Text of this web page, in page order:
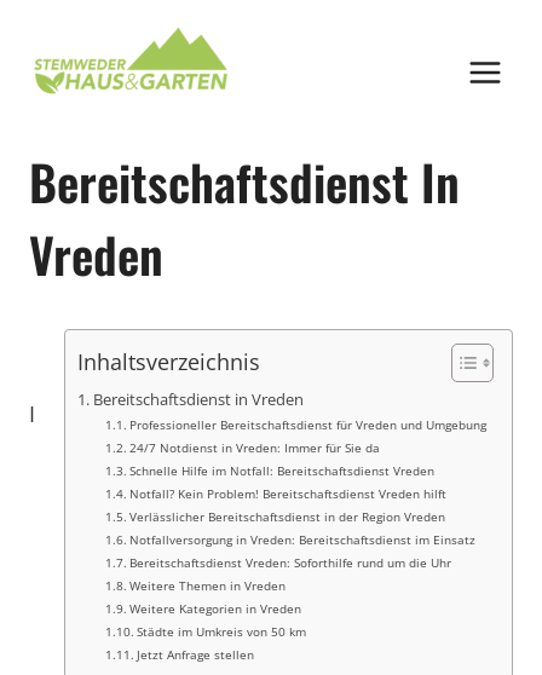
springen
Bereitschaftsdienst In
Vreden
Inhaltsverzeichnis
Bereitschaftsdienst in Vreden
Professioneller Bereitschaftsdienst für Vreden und Umgebung
24/7 Notdienst in Vreden: Immer für Sie da
Schnelle Hilfe im Notfall: Bereitschaftsdienst Vreden
Notfall? Kein Problem! Bereitschaftsdienst Vreden hilft
Verlässlicher Bereitschaftsdienst in der Region Vreden
Notfallversorgung in Vreden: Bereitschaftsdienst im Einsatz
Bereitschaftsdienst Vreden: Soforthilfe rund um die Uhr
Weitere Themen in Vreden
Weitere Kategorien in Vreden
Städte im Umkreis von 50 km
Jetzt Anfrage stellen
I